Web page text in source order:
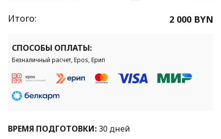
Итого: 2 000 BYN
СПОСОБЫ ОПЛАТЫ:
Безналичный расчет, Epos, Ерип
ВРЕМЯ ПОДГОТОВКИ: 30 дней